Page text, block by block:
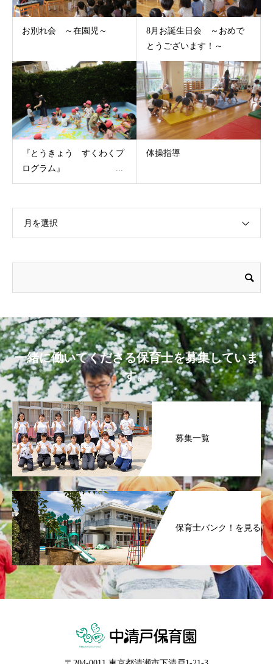
お別れ会 ～在園児～
8月お誕生日会 ～おめで
とうございます！～
『とうきょう すくわくプ
ログラム』 ...
体操指導
月を選択
一緒に働いてくださる保育士を募集していま
す。
募集一覧
保育士バンク！を見る